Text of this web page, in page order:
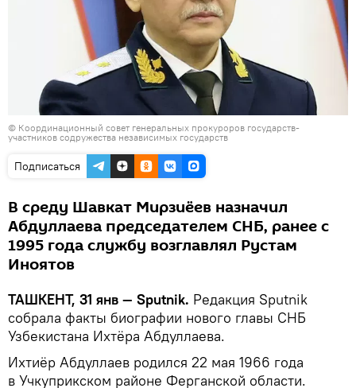
© Координационный совет генеральных прокуроров государств-
участников содружества независимых государств
Подписаться
В среду Шавкат Мирзиёев назначил
Абдуллаева председателем СНБ, ранее с
1995 года службу возглавлял Рустам
Иноятов
ТАШКЕНТ, 31 янв — Sputnik. Редакция Sputnik
собрала факты биографии нового главы СНБ
Узбекистана Ихтёра Абдуллаева.
Ихтиёр Абдуллаев родился 22 мая 1966 года
в Учкуприкском районе Ферганской области.